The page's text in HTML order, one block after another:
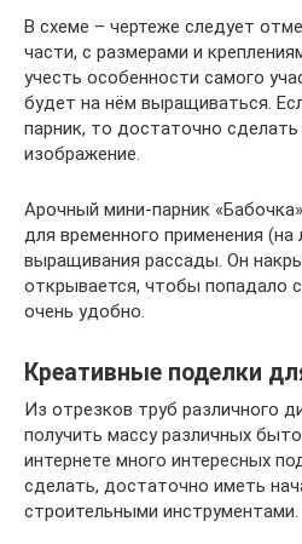
В схеме – чертеже следует
части, с размерами и
учесть особенности самого
будет на нём выращиваться.
парник, то достаточно
изображение.
Арочный мини-парник
для временного применения (на
выращивания рассады. Он
открывается, чтобы попадало
очень удобно.
Креативные поделки
Из отрезков труб различного
получить массу различных
интернете много интересных
сделать, достаточно иметь
строительными инструментами.